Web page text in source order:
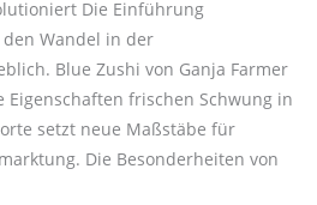
Die Einführung
Wandel in der
Blue Zushi von Ganja Farmer
frischen Schwung in
setzt neue Maßstäbe für
Die Besonderheiten von